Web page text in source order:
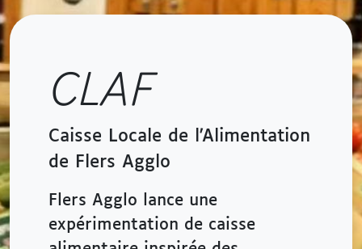
CLAF
Caisse Locale de l'Alimentation
de Flers Agglo
Flers Agglo lance une
expérimentation de caisse